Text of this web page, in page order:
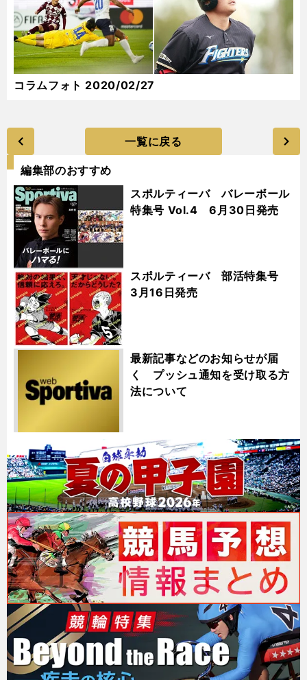
コラムフォト 2020/02/27
一覧に戻る
編集部のおすすめ
スポルティーバ バレーボール
特集号 Vol.4 6月30日発売
スポルティーバ 部活特集号
3月16日発売
最新記事などのお知らせが届
く プッシュ通知を受け取る方
法について